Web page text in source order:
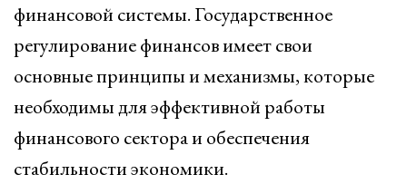
финансовой системы. Государственное
регулирование финансов имеет свои
основные принципы и механизмы, которые
необходимы для эффективной работы
финансового сектора и обеспечения
стабильности экономики.